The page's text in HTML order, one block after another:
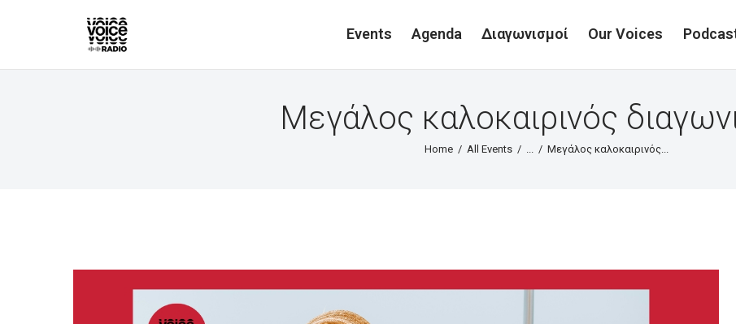
Events Agenda Διαγωνισμοί Our Voices
Μεγάλος καλοκαιρινός
Home All Events Μεγάλος καλοκαιρινός...